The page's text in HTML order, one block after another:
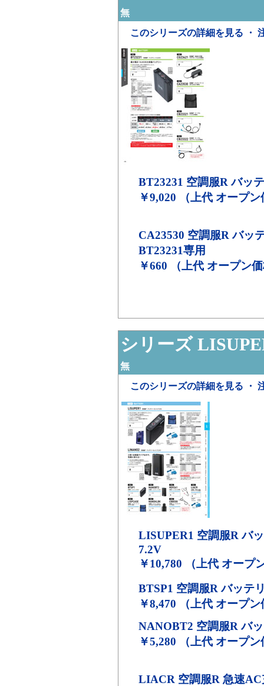
無
このシリーズの詳細を見る ・
BT23231 空調服R バッ
￥9,020 （上代 オープ
CA23530 空調服R バッ
BT23231専用
￥660 （上代 オープン
シリーズ
無
このシリーズの詳細を見る ・
LISUPER1 空調服R バ
7.2V
￥10,780 （上代 オープ
BTSP1 空調服R バッテ
￥8,470 （上代 オープ
NANOBT2 空調服R バ
￥5,280 （上代 オープ
LIACR 空調服R 急速